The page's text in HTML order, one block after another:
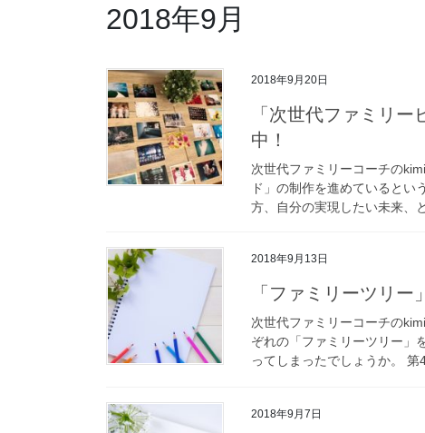
2018年9月
2018年9月20日
「次世代ファミリ
中！
次世代ファミリーコーチの
ド」の制作を進めているとい
方、自分の実現したい未来、
2018年9月13日
「ファミリーツリ
次世代ファミリーコーチの
ぞれの「ファミリーツリー」
ってしまったでしょうか。
2018年9月7日